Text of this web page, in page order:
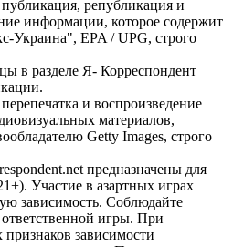
републикация и
информации, которое содержит
Украина", EPA / UPG, строго
в разделе Я- Корреспондент
и воспроизведение
материалов,
Getty Images, строго
предназначены для
Участие в азартных играх
зависимость. Соблюдайте
игры. При
зависимости